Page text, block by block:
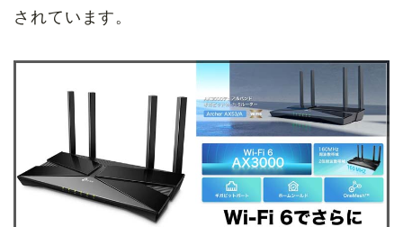
されています。